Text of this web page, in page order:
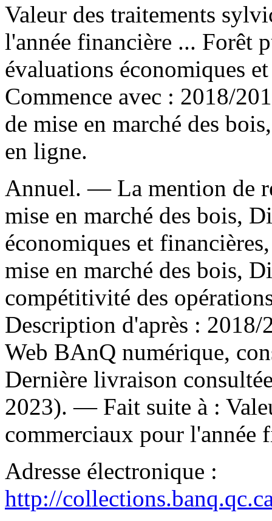
Valeur des traitements
l'année financière ... Forêt
évaluations économiques
Commence avec : 2018/
de mise en marché des
en ligne.
Annuel. — La mention de
mise en marché des bois,
économiques et
mise en marché des bois,
compétitivité des
Description d'après :
Web BAnQ numérique,
Dernière livraison
2023). — Fait suite à :
commerciaux pour l'année
Adresse électronique :
http://